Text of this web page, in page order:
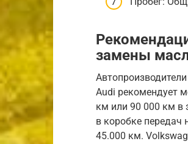
замены
Audi рекомендует
км или 90 000 км в
в коробке передач
45.000 км.